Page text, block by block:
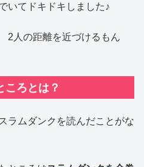
いてドキドキしました♪
2人の距離を近づけるもん
ころとは？
ラムダンクを読んだことがな